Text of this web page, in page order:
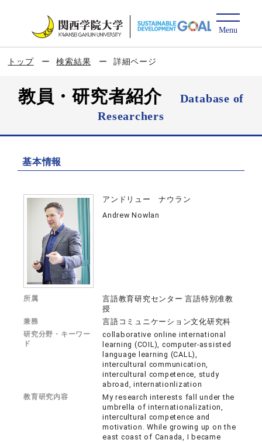
トップ 検索結果 詳細ページ
教員・研究者紹介
Database of
Researchers
基本情報
アンドリュー ナウラン
Andrew Nowlan
所属
言語教育研究センター 言語特別准教
授
兼務 言語コミュニケーション文化研究科
研究分野・キーワー
ド
collaborative online international
learning (COIL), computer-assisted
language learning (CALL),
intercultural communication,
intercultural competence, study
abroad, internationlization
教育研究内容
My research interests fall under the
umbrella of internationalization,
intercultural competence and
motivation. While growing up on the
east coast of Canada, I became